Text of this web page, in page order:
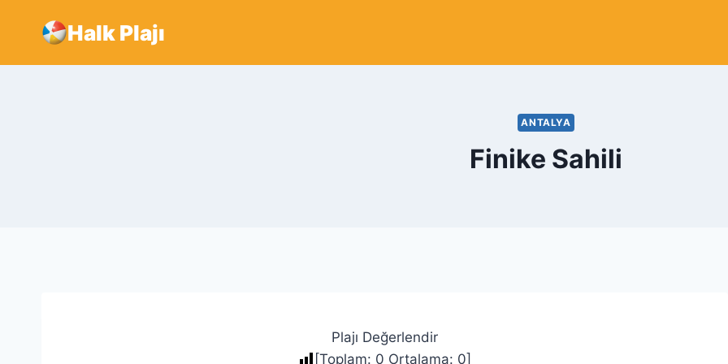
Halk Plajı
ANTALYA
Finike Sahili
Plajı Değerlendir
[Toplam: 0 Ortalama: 0]